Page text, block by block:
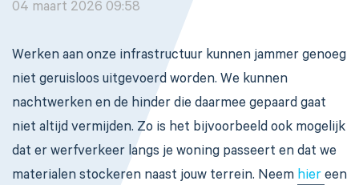
04 maart 2026 09:58
Werken aan onze infrastructuur kunnen jammer genoeg
niet geruisloos uitgevoerd worden. We kunnen
nachtwerken en de hinder die daarmee gepaard gaat
niet altijd vermijden. Zo is het bijvoorbeeld ook mogelijk
dat er werfverkeer langs je woning passeert en dat we
materialen stockeren naast jouw terrein. Neem hier een